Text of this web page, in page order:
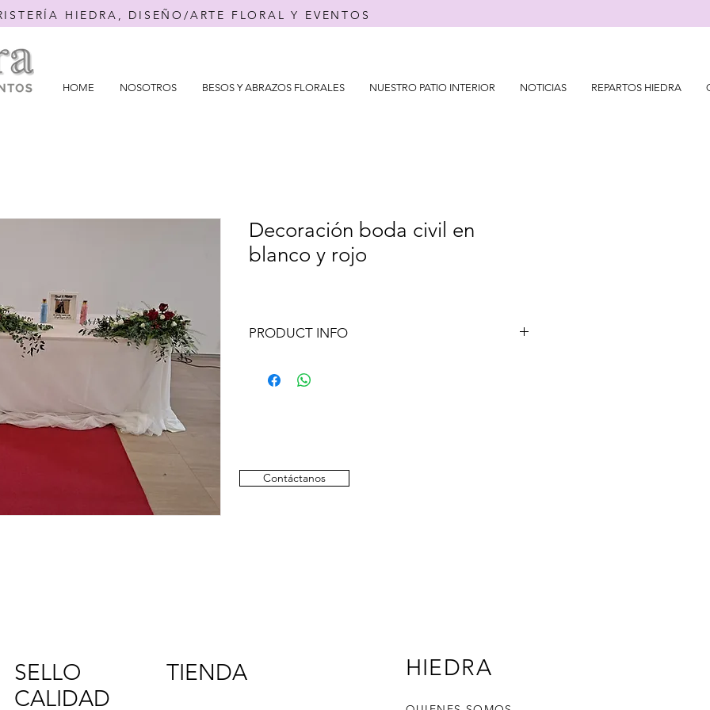
HIEDRA, DISEÑO/ARTE FLORAL Y EVENTOS
HOME NOSOTROS BESOS Y ABRAZOS FLORALES NUESTRO PATIO INTERIOR NOTICIAS REPARTOS HIEDRA
Decoración boda civil en
blanco y rojo
PRODUCT INFO
consultar disponibilidad.
Contáctanos
SELLO
CALIDAD
TIENDA HIEDRA